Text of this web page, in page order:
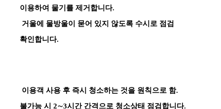
이용하여 물기를 제거합니다.
거울에 물방울이 묻어 있지 않도록 수시로 점검
확인합니다.
이용객 사용 후 즉시 청소하는 것을 원칙으로 함.
불가능 시 2∼3시간 간격으로 청소상태 점검합니다.